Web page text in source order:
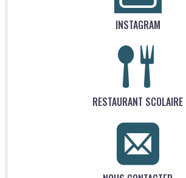
INSTAGRAM
RESTAURANT SCOLAIRE